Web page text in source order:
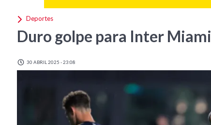
Deportes
Duro golpe para Inter Miami
30 ABRIL 2025 - 23:08